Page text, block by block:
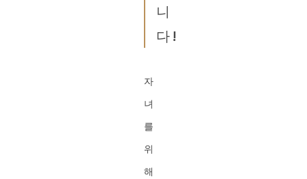
니
다!
자
녀
를
위
해